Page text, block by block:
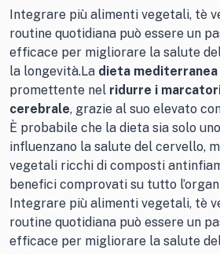
Integrare più alimenti vegetali, tè
routine quotidiana può essere un
efficace per migliorare la salute
la longevità.La dieta mediterranea
promettente nel ridurre i
cerebrale, grazie al suo elevato
È probabile che la dieta sia solo
influenzano la salute del cervello,
vegetali ricchi di composti
benefici comprovati su tutto
Integrare più alimenti vegetali, tè
routine quotidiana può essere un
efficace per migliorare la salute